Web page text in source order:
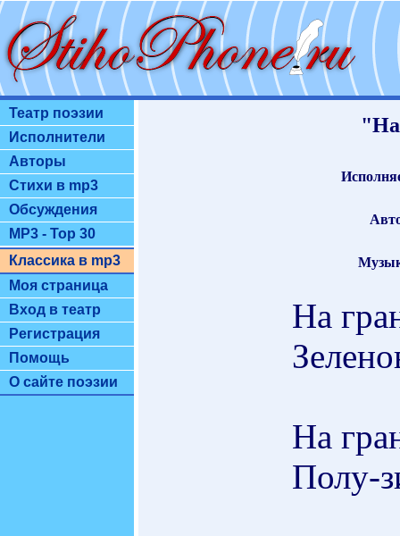
Театр поэзии
Исполнители
Авторы
Стихи в mp3
Обсуждения
MP3 - Top 30
Классика в mp3
Моя страница
Вход в театр
Регистрация
Помощь
О сайте поэзии
"На
На
На
Полу-